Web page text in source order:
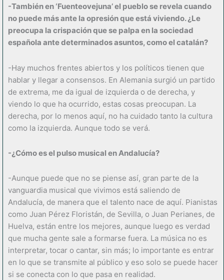
-También en ‘Fuenteovejuna’ el pueblo se revela cuando
no puede más ante la opresión que está viviendo. ¿Le
preocupa la crispación que se palpa en la sociedad
española ante determinados asuntos, como el catalán?
-Hay muchos frentes abiertos y los políticos tienen que
hablar y llegar a consensos. En Alemania surgió un partido
de extrema, me da igual de izquierda o de derecha, y
viendo lo que ha ocurrido, estas cosas preocupan. La
derecha, por lo menos aquí, no ha cuidado tanto la cultura
como la izquierda. Aunque todo se verá.
-¿Cómo es el pulso musical en Andalucía?
-Aunque puede que no se piense así, gran parte de la
vanguardia musical que vivimos está saliendo de
Andalucía, de manera que el talento nace de aquí. Pianistas
como Juan Pérez Floristán, de Sevilla, o Juan Perianes, de
Huelva, están entre los mejores, aunque luego es verdad
que mucha gente sale a formarse fuera. La música no es
interpretar, tocar o cantar, sin más; lo importante es entrar
en lo que se transmite al público y eso solo se puede hacer
si se conecta con lo que pasa en realidad.